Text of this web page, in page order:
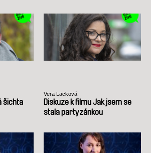
šichta
Vera Lacková
Diskuze k filmu Jak jsem se
stala partyzánkou